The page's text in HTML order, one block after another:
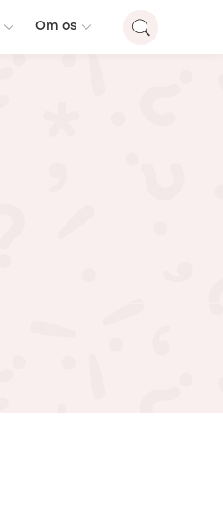
Om os